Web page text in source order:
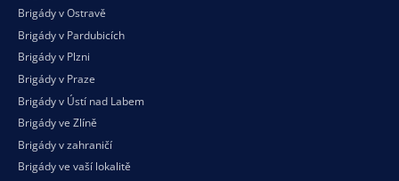
Brigády v Ostravě
Brigády v Pardubicích
Brigády v Plzni
Brigády v Praze
Brigády v Ústí nad Labem
Brigády ve Zlíně
Brigády v zahraničí
Brigády ve vaší lokalitě